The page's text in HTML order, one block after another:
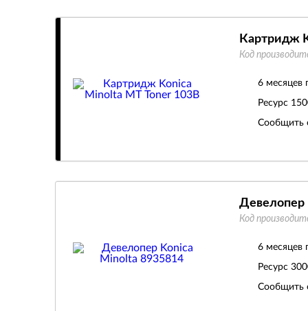
Картридж
Код
6 месяцев
Ресурс
Сообщить
Девелопер
Код
6 месяцев
Ресурс
Сообщить